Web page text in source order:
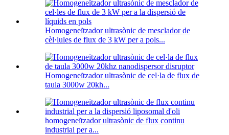
Homogeneïtzador ultrasònic de mesclador de
cèl·lules de flux de 3 kW per a pols...
Homogeneïtzador ultrasònic de cel·la de flux de
taula 3000w 20kh...
homogeneïtzador ultrasònic de flux continu
industrial per a...